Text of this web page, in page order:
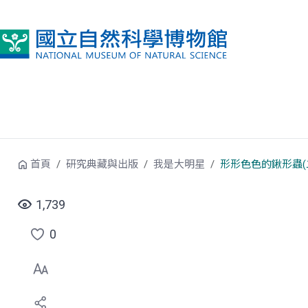
首頁 研究典藏與出版 我是大明星 形形色色的鍬形蟲
1,739
點
選
喜
0